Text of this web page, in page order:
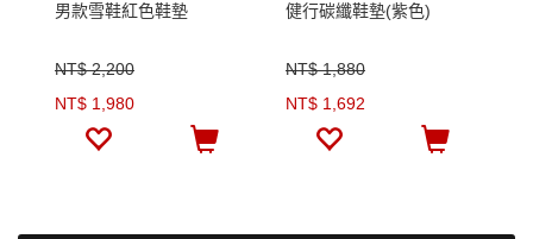
男款雪鞋紅色鞋墊
NT$ 2,200
NT$ 1,980
健行碳纖鞋墊(紫色)
NT$ 1,880
NT$ 1,692